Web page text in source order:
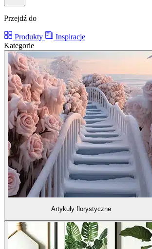
Przejdź do
Produkty
Inspiracje
Kategorie
Artykuły florystyczne